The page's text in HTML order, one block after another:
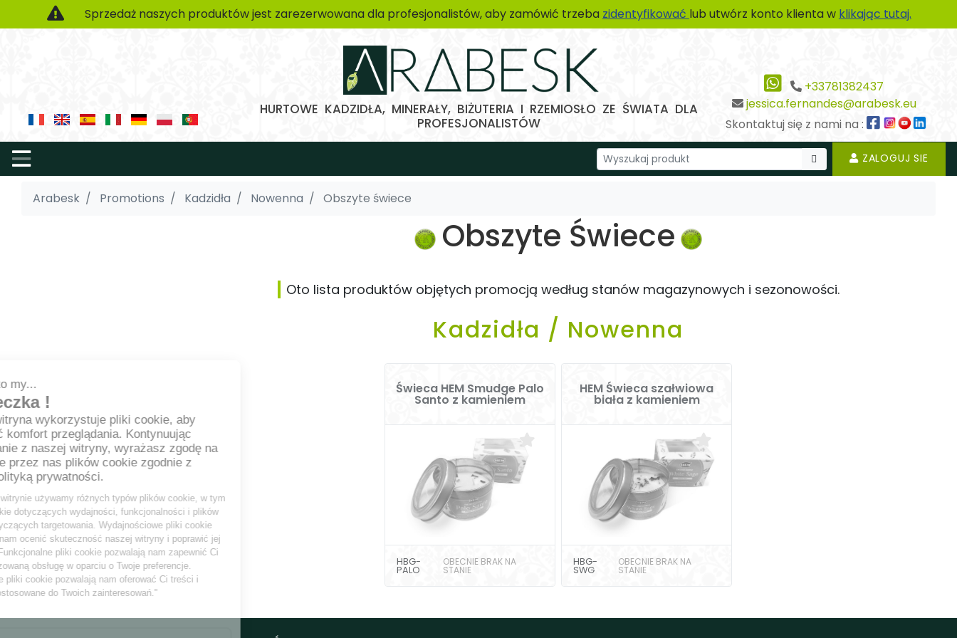
Sprzedaż naszych produktów jest zarezerwowana dla profesjonalistów, aby zamówić trzeba zidentyfikować lub utwórz konto klienta w klikając tutaj.
HURTOWE KADZIDŁA, MINERAŁY, BIŻUTERIA I RZEMIOSŁO ZE ŚWIATA DLA
PROFESJONALISTÓW
+33781382437
jessica.fernandes@arabesk.eu
Skontaktuj się z nami na :
ZALOGUJ SIE
Arabesk Promotions Kadzidła Nowenna Obszyte świece
Obszyte Świece
Oto lista produktów objętych promocją według stanów magazynowych i sezonowości.
Kadzidła / Nowenna
Świeca HEM Smudge Palo
Santo z kamieniem
HBG-
PALO
OBECNIE BRAK NA
STANIE
HEM Świeca szałwiowa
biała z kamieniem
HBG-
SWG
OBECNIE BRAK NA
STANIE